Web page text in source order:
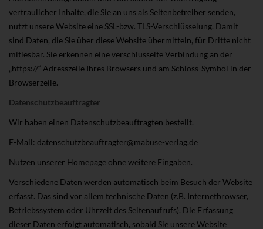
vertraulicher Inhalte, die Sie an uns als Seitenbetreiber senden,
nutzt unsere Website eine SSL-bzw. TLS-Verschlüsselung. Damit
sind Daten, die Sie über diese Website übermitteln, für Dritte nicht
mitlesbar. Sie erkennen eine verschlüsselte Verbindung an der
„https://“ Adresszeile Ihres Browsers und am Schloss-Symbol in der
Browserzeile.
Datenschutzbeauftragter
Wir haben einen Datenschutzbeauftragten bestellt.
E-Mail: datenschutzbeauftragter@mabuse-verlag.de
Nutzen unserer Homepage ohne weitere Eingaben.
Verschiedene Daten werden automatisch beim Besuch der Website
erfasst. Das sind vor allem technische Daten (z.B. Internetbrowser,
Betriebssystem oder Uhrzeit des Seitenaufrufs). Die Erfassung
dieser Daten erfolgt automatisch, sobald Sie unsere Website